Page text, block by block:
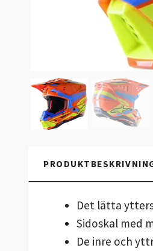
Det lätta
Sidoskal med
De inre och